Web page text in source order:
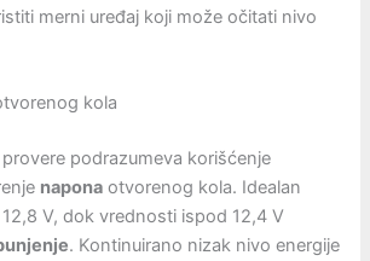
merni uređaj koji može očitati nivo
kola
podrazumeva korišćenje
napona otvorenog kola. Idealan
V, dok vrednosti ispod 12,4 V
. Kontinuirano nizak nivo energije